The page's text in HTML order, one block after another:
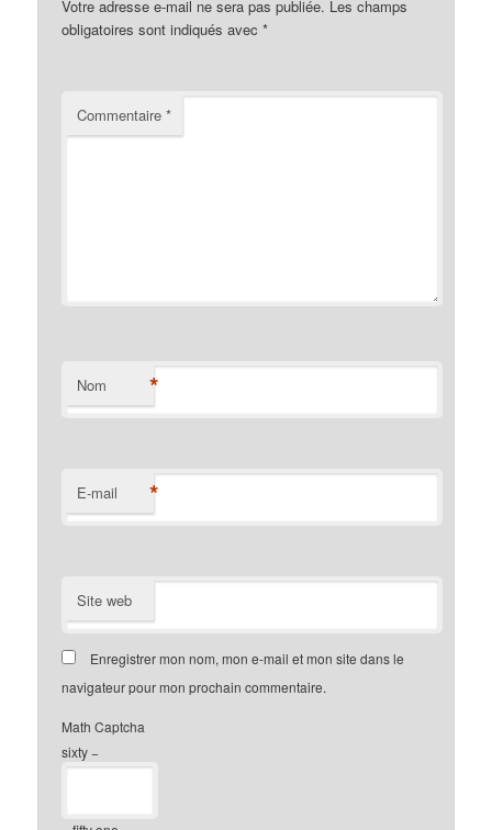
Votre adresse e-mail ne sera pas publiée. Les champs
obligatoires sont indiqués avec*
Commentaire*
Nom *
E-mail *
Site web
Enregistrer mon nom, mon e-mail et mon site dans le
navigateur pour mon prochain commentaire.
Math Captcha
sixty −